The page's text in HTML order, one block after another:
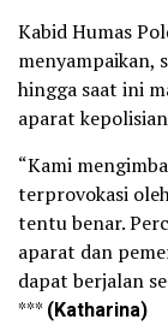
Kabid Humas
menyampaikan,
hingga saat ini
aparat
“Kami
terprovokasi
tentu benar.
aparat dan
dapat berjalan
*** (Katharina)